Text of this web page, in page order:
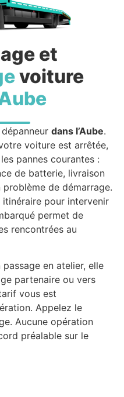
et
voiture
dans l’Aube.
voiture est arrêtée,
pannes courantes :
de batterie, livraison
problème de démarrage.
pour intervenir
permet de
rencontrées au
en atelier, elle
partenaire ou vers
vous est
Appelez le
Aucune opération
préalable sur le